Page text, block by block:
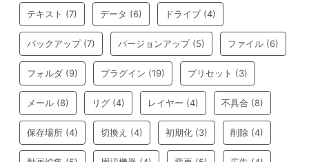
テキスト (7) データ (6) ドライブ (4)
バックアップ(7) バージョンアップ(5) ファイル (6)
フォルダ (9) プラグイン (19) プリセット (3)
メール (8) リグ (4) レイヤー (4) 不具合 (8)
保存場所 (4) 切換え (4) 初期化 (3) 削除 (4)